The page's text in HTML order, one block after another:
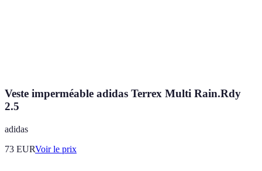
Veste imperméable adidas Terrex Multi Rain.Rdy
2.5
adidas
73 EURVoir le prix